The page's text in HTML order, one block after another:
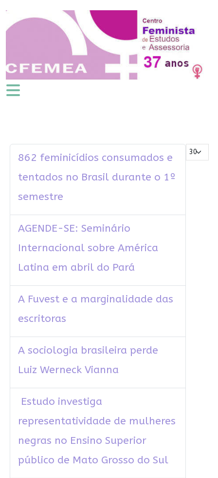
Mostrar #
862 feminicídios consumados e
tentados no Brasil durante o 1º
semestre
AGENDE-SE: Seminário
Internacional sobre América
Latina em abril do Pará
A Fuvest e a marginalidade das
escritoras
A sociologia brasileira perde
Luiz Werneck Vianna
Estudo investiga
representatividade de mulheres
negras no Ensino Superior
público de Mato Grosso do Sul